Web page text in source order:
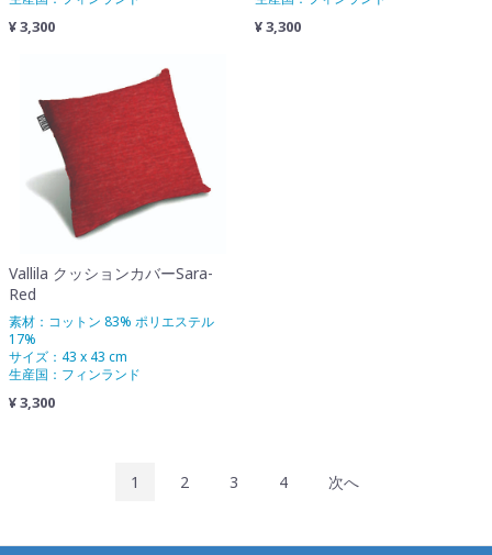
¥ 3,300 ¥ 3,300
Vallila クッションカバーSara-
Red
素材：コットン 83% ポリエステル
17%
サイズ：43 x 43 cm
生産国：フィンランド
¥ 3,300
1 2 3 4 次へ